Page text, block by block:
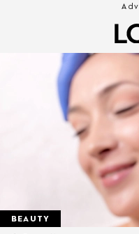
BEAUTY